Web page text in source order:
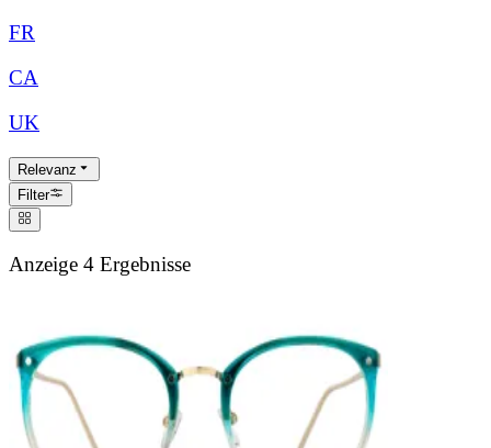
FR
CA
UK
Relevanz
Filter
Anzeige 4 Ergebnisse